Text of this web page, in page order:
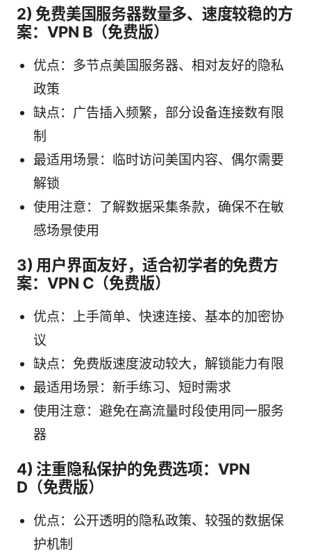
2) 免费美国服务器数量多、速度较稳的方
案：VPN B（免费版）
优点：多节点美国服务器、相对友好的隐私
政策
缺点：广告插入频繁，部分设备连接数有限
制
最适用场景：临时访问美国内容、偶尔需要
解锁
使用注意：了解数据采集条款，确保不在敏
感场景使用
3) 用户界面友好，适合初学者的免费方
案：VPN C（免费版）
优点：上手简单、快速连接、基本的加密协
议
缺点：免费版速度波动较大，解锁能力有限
最适用场景：新手练习、短时需求
使用注意：避免在高流量时段使用同一服务
器
4) 注重隐私保护的免费选项：VPN
D（免费版）
优点：公开透明的隐私政策、较强的数据保
护机制